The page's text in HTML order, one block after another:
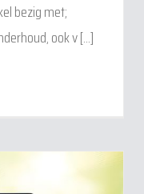
bezig met;
ook v [...]